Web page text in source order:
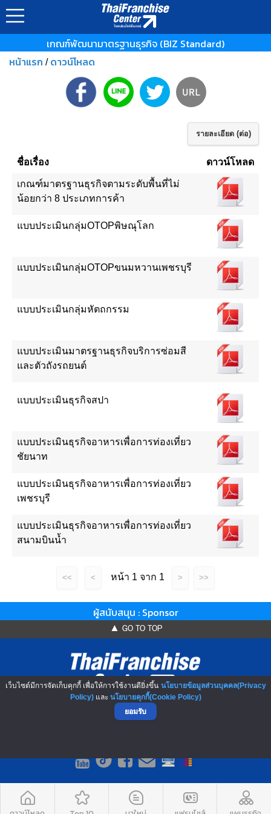
เกณฑ์พัฒนามาตรฐานธุรกิจ (BIZ Standard)
หน้าแรก / ดาวน์โหลด
รายละเอียด (ต่อ)
ชื่อเรื่อง ดาวน์โหลด
เกณฑ์มาตรฐานธุรกิจตามระดับพื้นที่ไม่
น้อยกว่า 8 ประเภทการค้า
แบบประเมินกลุ่มOTOPพิษณุโลก
แบบประเมินกลุ่มOTOPขนมหวานเพชรบุรี
แบบประเมินกลุ่มหัตถกรรม
แบบประเมินมาตรฐานธุรกิจบริการซ่อมสี
และตัวถังรถยนต์
แบบประเมินธุรกิจสปา
แบบประเมินธุรกิจอาหารเพื่อการท่องเที่ยว
ชัยนาท
แบบประเมินธุรกิจอาหารเพื่อการท่องเที่ยว
เพชรบุรี
แบบประเมินธุรกิจอาหารเพื่อการท่องเที่ยว
สนามบินน้ำ
<< < หน้า 1 จาก 1 > >>
ผู้สนับสนุน : Sponsor
▲ GO TO TOP
เว็บไซต์มีการจัดเก็บคุกกี้ เพื่อให้การใช้งานดียิ่งขึ้น นโยบายข้อมูลส่วนบุคคล(Privacy
Policy)และ นโยบายคุกกี้(Cookie Policy)
ยอมรับ